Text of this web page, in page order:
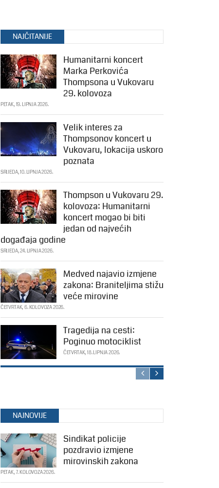
NAJČITANIJE
Humanitarni koncert
Marka Perkovića
Thompsona u Vukovaru
29. kolovoza
PETAK, 19. LIPNJA 2026.
Velik interes za
Thompsonov koncert u
Vukovaru, lokacija uskoro
poznata
SRIJEDA, 10. LIPNJA 2026.
Thompson u Vukovaru 29.
kolovoza: Humanitarni
koncert mogao bi biti
jedan od najvećih
događaja godine
SRIJEDA, 24. LIPNJA 2026.
Medved najavio izmjene
zakona: Braniteljima stižu
veće mirovine
ČETVRTAK, 6. KOLOVOZA 2026.
Tragedija na cesti:
Poginuo motociklist
ČETVRTAK, 18. LIPNJA 2026.
NAJNOVIJE
Sindikat policije
pozdravio izmjene
mirovinskih zakona
PETAK, 7. KOLOVOZA 2026.